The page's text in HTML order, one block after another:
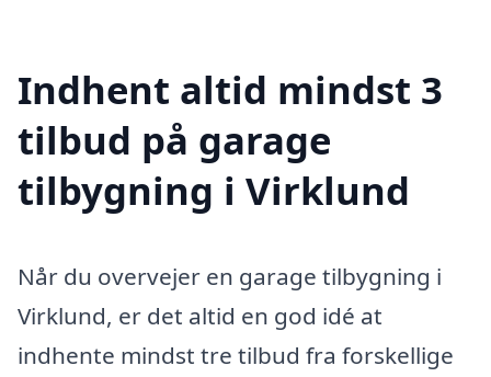
Indhent altid mindst 3
tilbud på garage
tilbygning i Virklund
Når du overvejer en garage tilbygning i
Virklund, er det altid en god idé at
indhente mindst tre tilbud fra forskellige